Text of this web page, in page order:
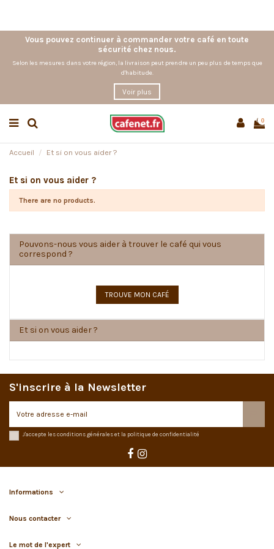
Vous pouvez continuer à commander votre café en toute
sécurité chez nous.
Selon les mesures dans votre région, la livraison peut prendre un peu plus de temps que
d'habitude.
Voir plus
0
Accueil Et si on vous aider ?
Et si on vous aider ?
There are no products.
Pouvons-nous vous aider à trouver le café qui vous
correspond ?
Et si on vous aider ?
S'inscrire à la Newsletter
J'accepte les conditions générales et la politique de confidentialité
Informations
Nous contacter
Le mot de l'expert